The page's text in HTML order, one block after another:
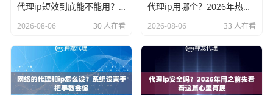
代理ip短效到底能不能用？2026年短效代理凭啥越来越火
2026-08-06 30 人在看
代理ip用哪个？2026年热门选择一次说清楚
2026-08-06 33 人在看